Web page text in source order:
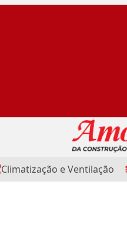
Climatização e Ventilação